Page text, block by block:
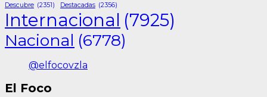
Descubre (2351) Destacadas (2356)
Internacional (7925)
Nacional (6778)
@elfocovzla
El Foco